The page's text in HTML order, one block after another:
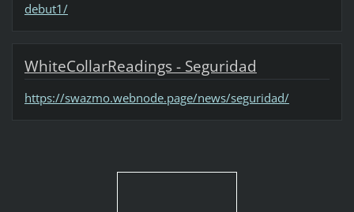
debut1/
WhiteCollarReadings - Seguridad
https://swazmo.webnode.page/news/seguridad/